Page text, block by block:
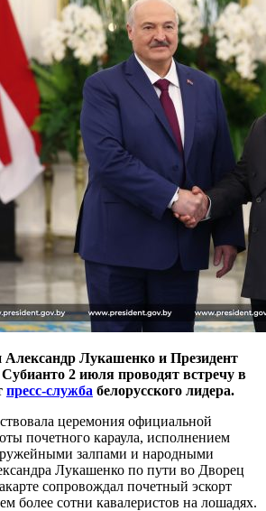
Александр Лукашенко и Президент
2 июля проводят встречу в
пресс-служба белорусского лидера.
церемония официальной
почетного караула, исполнением
залпами и народными
Лукашенко по пути во Дворец
сопровождал почетный эскорт
более сотни кавалеристов на лошадях.